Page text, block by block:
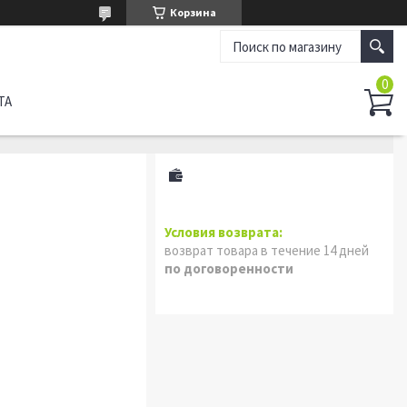
Корзина
возврат товара в течение 14 дней
по договоренности